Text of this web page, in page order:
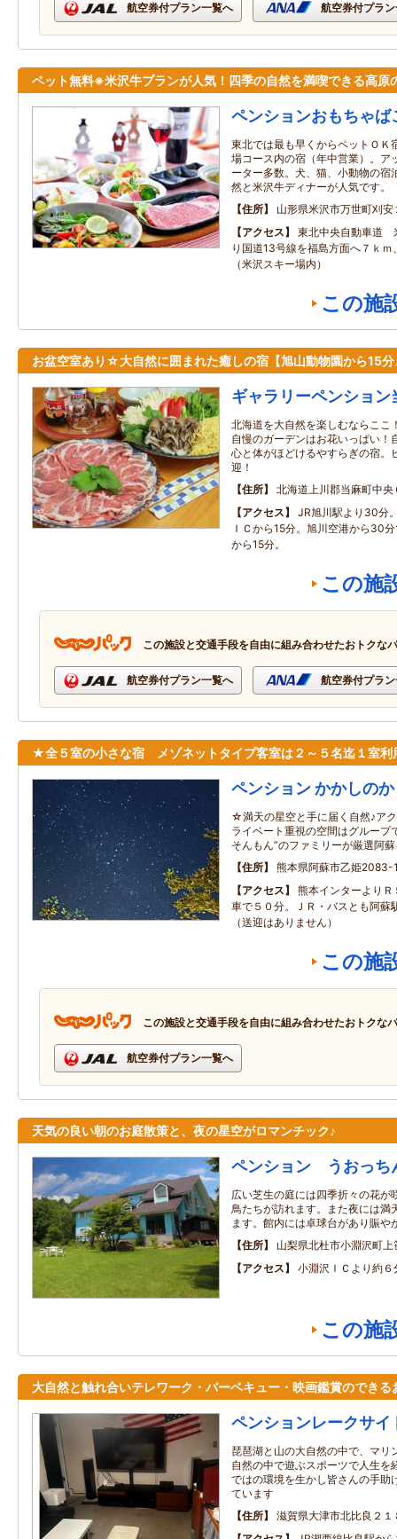
航空券付プラン一覧へ 航空券付プラ
ペット無料※米沢牛プランが人気！四季の自然を満喫できる高原
ペンションおもちゃば
東北では最も早くからペットＯＫ
場コース内の宿（年中営業）。ア
ーター多数。犬、猫、小動物の宿
然と米沢牛ディナーが人気です。
住所
山形県米沢市万世町刈安
アクセス
東北中央自動車道
り国道13号線を福島方面へ７ｋｍ
（米沢スキー場内）
この施
お盆空室あり☆大自然に囲まれた癒しの宿【旭山動物園から15分
ギャラリーペンション
北海道を大自然を楽しむならここ
自慢のガーデンはお花いっぱい！
心と体がほどけるやすらぎの宿。
迎！
住所
北海道上川郡当麻町中央
アクセス
JR旭川駅より30分
ＩＣから15分。旭川空港から30
から15分。
この施
この施設と交通手段を自由に組み合わせたおトクな
航空券付プラン一覧へ 航空券付プラ
★全５室の小さな宿 メゾネットタイプ客室は２～５名迄１室利
ペンション かかしの
☆満天の星空と手に届く自然♪ア
ライベート重視の空間はグルー
そんもん”のファミリーが厳選阿
住所
熊本県阿蘇市乙姫2083-
アクセス
熊本インターより
車で５０分。ＪＲ・バスとも阿蘇
（送迎はありません）
この施
この施設と交通手段を自由に組み合わせたおトクな
航空券付プラン一覧へ
天気の良い朝のお庭散策と、夜の星空がロマンチック♪
ペンション うおっち
広い芝生の庭には四季折々の花が
鳥たちが訪れます。また夜には満
ます。館内には卓球台があり賑や
住所
山梨県北杜市小淵沢町上
アクセス
小淵沢ＩＣより約６
この施
大自然と触れ合いテレワーク・バーベキュー・映画鑑賞のできる
ペンションレークサイ
琵琶湖と山の大自然の中で、マリ
自然の中で遊ぶスポーツで人生を
ではの環境を生かし皆さんの手助
ています
住所
滋賀県大津市北比良２１